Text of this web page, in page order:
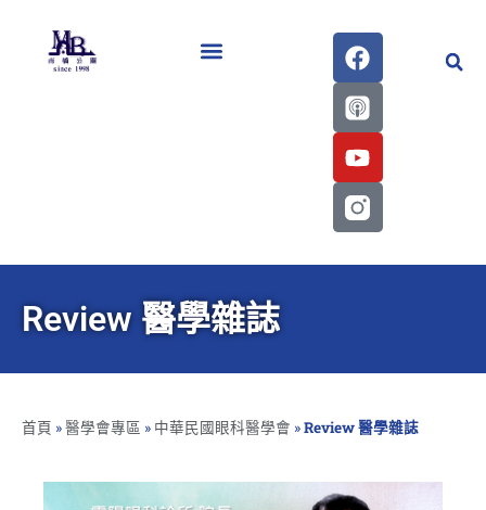
Review 醫學雜誌
首頁 »醫學會專區 » 中華民國眼科醫學會 »Review 醫學雜誌